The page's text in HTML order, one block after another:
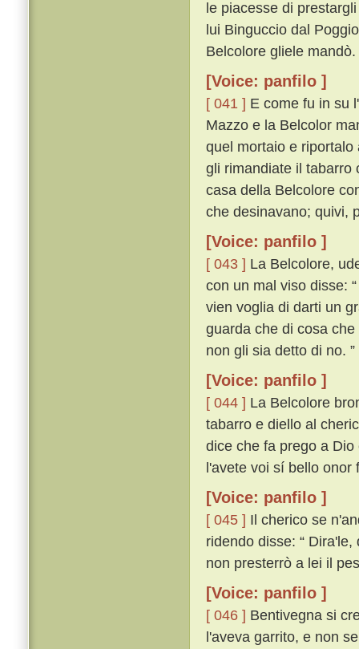
le piacesse di
lui Binguccio dal
Belcolore gliele mandò.
[Voice: panfilo ]
[ 041 ] E come fu in su
Mazzo e la Belcolor
quel mortaio e
gli rimandiate il tabarro
casa della Belcolore
che desinavano; quivi,
[Voice: panfilo ]
[ 043 ] La Belcolore,
con un mal viso disse:
vien voglia di darti un
guarda che di cosa
non gli sia detto di no. ”
[Voice: panfilo ]
[ 044 ] La Belcolore
tabarro e diello al
dice che fa prego a
l'avete voi sí bello onor
[Voice: panfilo ]
[ 045 ] Il cherico se
ridendo disse: “
non presterrò a lei il
[Voice: panfilo ]
[ 046 ] Bentivegna si
l'aveva garrito, e non